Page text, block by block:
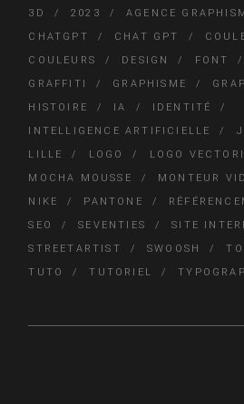
3D 2023 AGENCE
CHATGPT
CHAT GPT
COULEURS
DESIGN FONT
GRAFFITI
GRAPHISME
HISTOIRE
IA
IDENTITÉ
INTELLIGENCE ARTIFICIELLE
LILLE
LOGO
LOGO
MOCHA MOUSSE
MONTEUR
NIKE
PANTONE
SEO
SEVENTIES
SITE
STREETARTIST
SWOOSH
TUTO
TUTORIEL